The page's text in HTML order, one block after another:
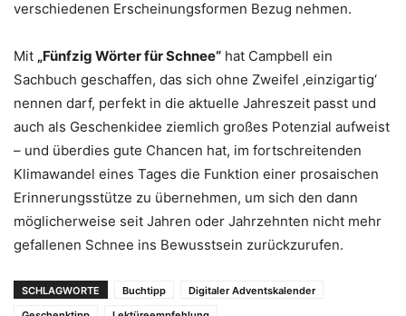
verschiedenen Erscheinungsformen Bezug nehmen.
Mit „Fünfzig Wörter für Schnee“ hat Campbell ein
Sachbuch geschaffen, das sich ohne Zweifel ‚einzigartig‘
nennen darf, perfekt in die aktuelle Jahreszeit passt und
auch als Geschenkidee ziemlich großes Potenzial aufweist
– und überdies gute Chancen hat, im fortschreitenden
Klimawandel eines Tages die Funktion einer prosaischen
Erinnerungsstütze zu übernehmen, um sich den dann
möglicherweise seit Jahren oder Jahrzehnten nicht mehr
gefallenen Schnee ins Bewusstsein zurückzurufen.
SCHLAGWORTE Buchtipp
Digitaler Adventskalender